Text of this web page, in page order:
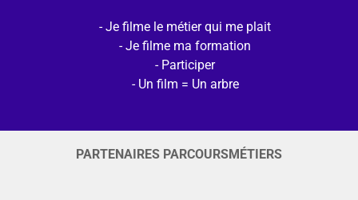
Je filme le métier qui me plait
Je filme ma formation
Participer
Un film = Un arbre
PARTENAIRES PARCOURSMÉTIERS